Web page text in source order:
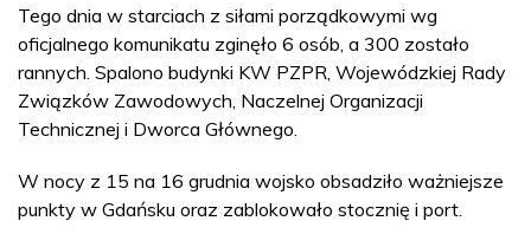
Tego dnia w starciach z siłami porządkowymi wg
oficjalnego komunikatu zginęło 6 osób, a 300 zostało
rannych. Spalono budynki KW PZPR, Wojewódzkiej Rady
Związków Zawodowych, Naczelnej Organizacji
Technicznej i Dworca Głównego.
W nocy z 15 na 16 grudnia wojsko obsadziło ważniejsze
punkty w Gdańsku oraz zablokowało stocznię i port.